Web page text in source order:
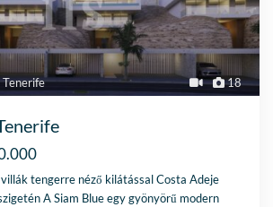
18
Tenerife
tengerre néző kilátással Costa Adeje
A Siam Blue egy gyönyörű modern